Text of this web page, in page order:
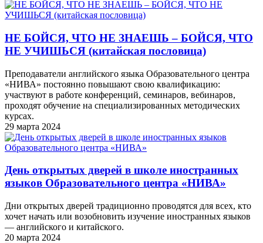
НЕ БОЙСЯ, ЧТО НЕ ЗНАЕШЬ – БОЙСЯ, ЧТО
НЕ УЧИШЬСЯ (китайская пословица)
Преподаватели английского языка Образовательного центра
«НИВА» постоянно повышают свою квалификацию:
участвуют в работе конференций, семинаров, вебинаров,
проходят обучение на специализированных методических
курсах.
29 марта 2024
День открытых дверей в школе иностранных
языков Образовательного центра «НИВА»
Дни открытых дверей традиционно проводятся для всех, кто
хочет начать или возобновить изучение иностранных языков
— английского и китайского.
20 марта 2024